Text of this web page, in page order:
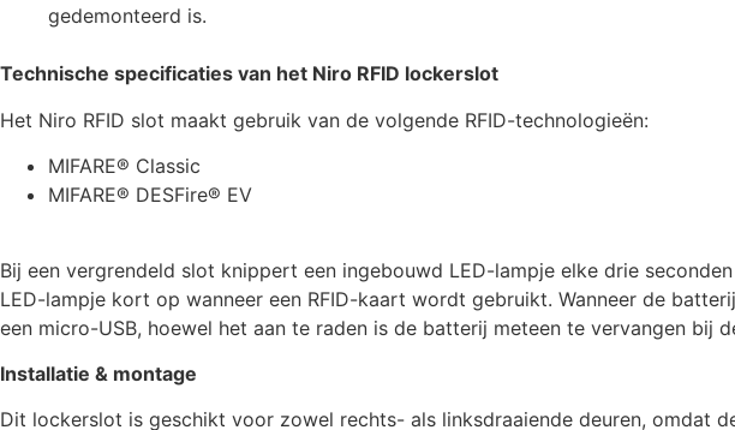
gedemonteerd is.
Technische specificaties van het Niro RFID lockerslot
Het Niro RFID slot maakt gebruik van de volgende RFID-technologieën:
MIFARE® Classic
MIFARE® DESFire® EV
Bij een vergrendeld slot knippert een ingebouwd LED-lampje elke drie
LED-lampje kort op wanneer een RFID-kaart wordt gebruikt. Wanneer de
een micro-USB, hoewel het aan te raden is de batterij meteen te vervangen bij
Installatie & montage
Dit lockerslot is geschikt voor zowel rechts- als linksdraaiende deuren, omdat